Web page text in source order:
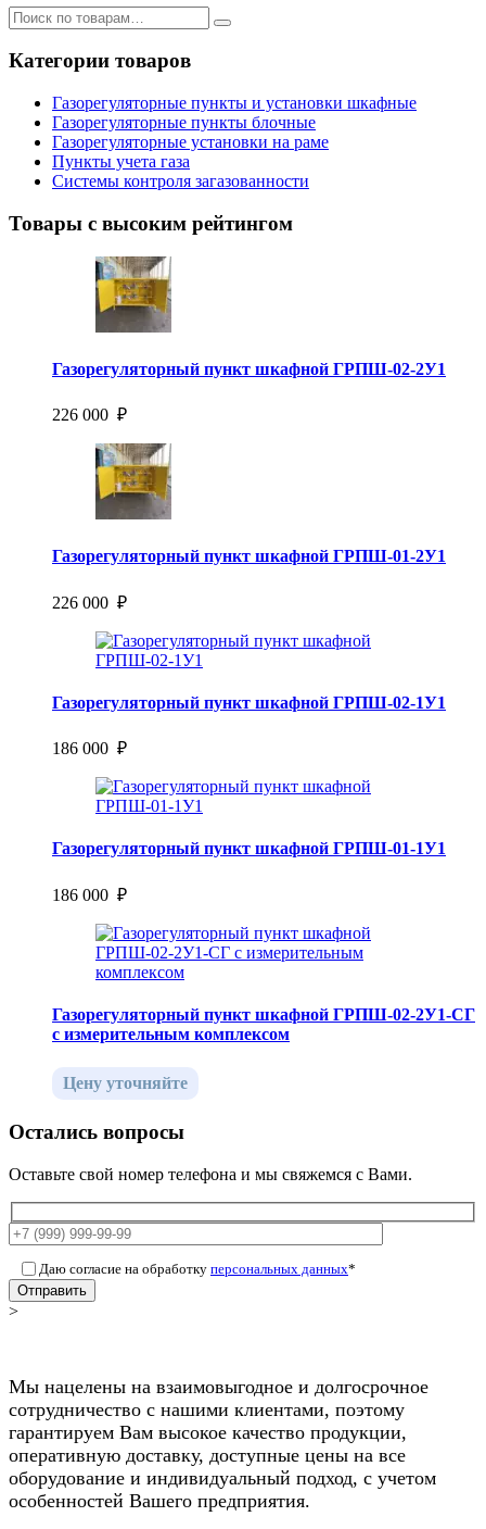
Категории товаров
Газорегуляторные пункты и установки шкафные
Газорегуляторные пункты блочные
Газорегуляторные установки на раме
Пункты учета газа
Системы контроля загазованности
Товары с высоким рейтингом
Газорегуляторный пункт шкафной ГРПШ-02-2У1
226 000 ₽
Газорегуляторный пункт шкафной ГРПШ-01-2У1
226 000 ₽
Газорегуляторный пункт шкафной ГРПШ-02-1У1
186 000 ₽
Газорегуляторный пункт шкафной ГРПШ-01-1У1
186 000 ₽
Газорегуляторный пункт шкафной ГРПШ-02-2У1-СГ
с измерительным комплексом
Цену уточняйте
Остались вопросы
Оставьте свой номер телефона и мы свяжемся с Вами.
Даю согласие на обработку персональных данных*
Отправить
>
Мы нацелены на взаимовыгодное и долгосрочное
сотрудничество с нашими клиентами, поэтому
гарантируем Вам высокое качество продукции,
оперативную доставку, доступные цены на все
оборудование и индивидуальный подход, с учетом
особенностей Вашего предприятия.